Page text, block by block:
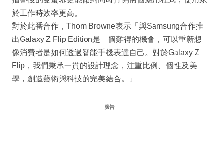
於工作時效率更高。
對於此番合作，Thom Browne表示「與Samsung合作推
出Galaxy Z Flip Edition是一個難得的機會，可以重新想
像消費者是如何透過智能手機表達自己。對於Galaxy Z
Flip，我們秉承一貫的設計理念，注重比例、個性及美
學，創造藝術與科技的完美結合。」
廣告